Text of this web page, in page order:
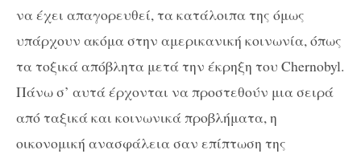
να έχει απαγορευθεί, τα κατάλοιπα της όμως
υπάρχουν ακόμα στην αμερικανική κοινωνία, όπως
τα τοξικά απόβλητα μετά την έκρηξη του Chernobyl.
Πάνω σ’ αυτά έρχονται να προστεθούν μια σειρά
από ταξικά και κοινωνικά προβλήματα, η
οικονομική ανασφάλεια σαν επίπτωση της